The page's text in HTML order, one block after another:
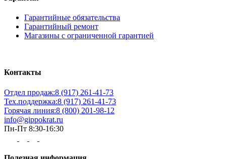
Гарантийные обязательства
Гарантийный ремонт
Магазины с ограниченной гарантией
Контакты
Отдел продаж:8 (917) 261-41-73
Тех.поддержка:8 (917) 261-41-73
Горячая линия:8 (800) 201-98-12
info@gippokrat.ru
Пн-Пт 8:30-16:30